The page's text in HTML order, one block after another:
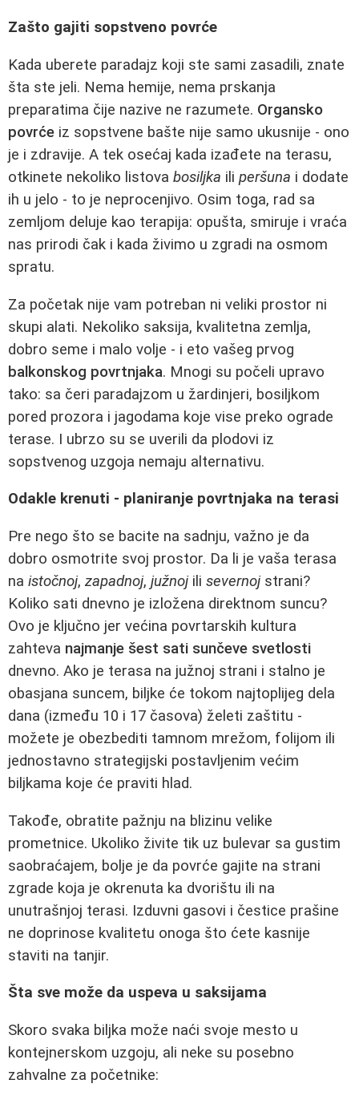
Zašto gajiti sopstveno povrće
Kada uberete paradajz koji ste sami zasadili, znate
šta ste jeli. Nema hemije, nema prskanja
preparatima čije nazive ne razumete. Organsko
povrće iz sopstvene bašte nije samo ukusnije - ono
je i zdravije. A tek osećaj kada izađete na terasu,
otkinete nekoliko listova bosiljka ili peršuna i dodate
ih u jelo - to je neprocenjivo. Osim toga, rad sa
zemljom deluje kao terapija: opušta, smiruje i vraća
nas prirodi čak i kada živimo u zgradi na osmom
spratu.
Za početak nije vam potreban ni veliki prostor ni
skupi alati. Nekoliko saksija, kvalitetna zemlja,
dobro seme i malo volje - i eto vašeg prvog
balkonskog povrtnjaka. Mnogi su počeli upravo
tako: sa čeri paradajzom u žardinjeri, bosiljkom
pored prozora i jagodama koje vise preko ograde
terase. I ubrzo su se uverili da plodovi iz
sopstvenog uzgoja nemaju alternativu.
Odakle krenuti - planiranje povrtnjaka na terasi
Pre nego što se bacite na sadnju, važno je da
dobro osmotrite svoj prostor. Da li je vaša terasa
na istočnoj, zapadnoj, južnojili severnojstrani?
Koliko sati dnevno je izložena direktnom suncu?
Ovo je ključno jer većina povrtarskih kultura
zahteva najmanje šest sati sunčeve svetlosti
dnevno. Ako je terasa na južnoj strani i stalno je
obasjana suncem, biljke će tokom najtoplijeg dela
dana (između 10 i 17 časova) želeti zaštitu -
možete je obezbediti tamnom mrežom, folijom ili
jednostavno strategijski postavljenim većim
biljkama koje će praviti hlad.
Takođe, obratite pažnju na blizinu velike
prometnice. Ukoliko živite tik uz bulevar sa gustim
saobraćajem, bolje je da povrće gajite na strani
zgrade koja je okrenuta ka dvorištu ili na
unutrašnjoj terasi. Izduvni gasovi i čestice prašine
ne doprinose kvalitetu onoga što ćete kasnije
staviti na tanjir.
Šta sve može da uspeva u saksijama
Skoro svaka biljka može naći svoje mesto u
kontejnerskom uzgoju, ali neke su posebno
zahvalne za početnike: